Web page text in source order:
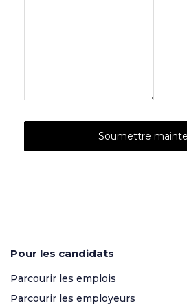
Pour les candidats
Parcourir les emplois
Parcourir les employeurs